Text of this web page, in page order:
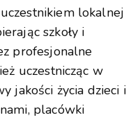
lokalnej
szkoły i
profesjonalne
uczestnicząc w
jakości życia dzieci i
placówki